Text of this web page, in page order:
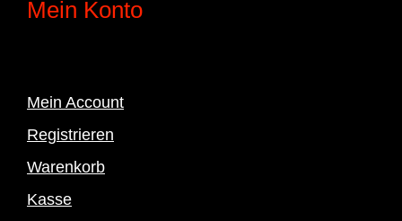
Mein Konto
Mein Account
Registrieren
Warenkorb
Kasse